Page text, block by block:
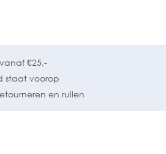
€25,-
staat voorop
en ruilen